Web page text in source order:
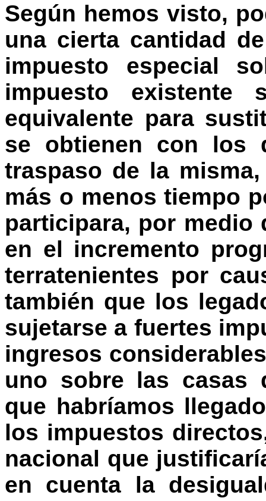
Según hemos visto,
una cierta cantidad
impuesto especial
impuesto
equivalente para
se obtienen con los
traspaso de la
más o menos tiempo
participara, por medio
en el incremento
terratenientes por
también que los
sujetarse a fuertes
ingresos
uno sobre las casas
que habríamos
los impuestos
nacional que
en cuenta la